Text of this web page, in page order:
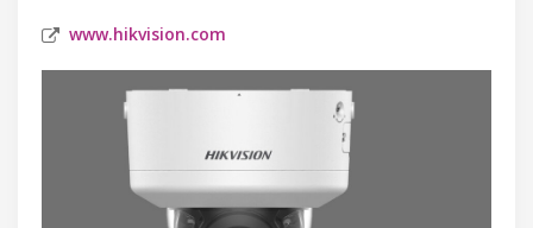
www.hikvision.com